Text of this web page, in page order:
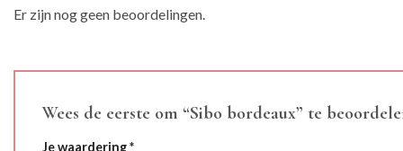
Er zijn nog geen beoordelingen.
Wees de eerste om “Sibo bordeaux” te
Je waardering*